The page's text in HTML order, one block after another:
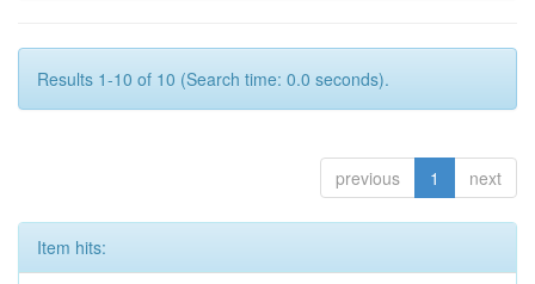
Results 1-10 of 10 (Search time: 0.0 seconds).
previous 1 next
Item hits: